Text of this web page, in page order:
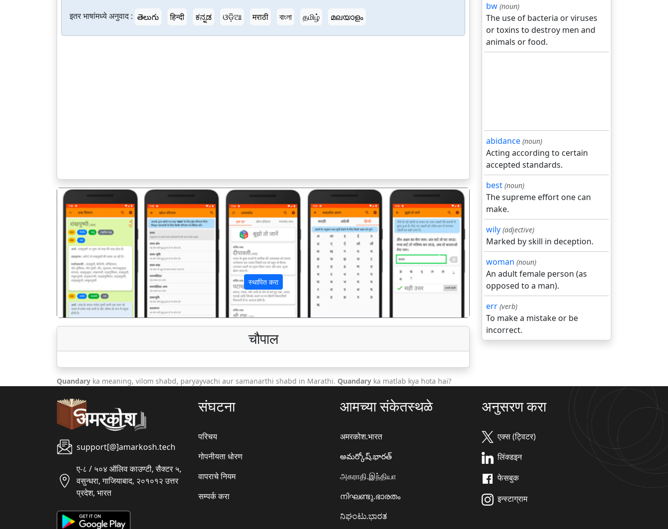
इतर भाषांमध्ये अनुवाद : తెలుగు हिन्दी ಕನ್ನಡ ଓଡ଼ିଆ मराठी বাংলা தமிழ் മലയാളം
स्थापित करा
पिछला अगला
चौपाल
bw (noun)
The use of bacteria or viruses
or toxins to destroy men and
animals or food.
abidance (noun)
Acting according to certain
accepted standards.
best (noun)
The supreme effort one can
make.
wily (adjective)
Marked by skill in deception.
woman (noun)
An adult female person (as
opposed to a man).
err (verb)
To make a mistake or be
incorrect.
Quandary ka meaning, vilom shabd, paryayvachi aur samanarthi shabd in Marathi. Quandary ka matlab kya hota hai?
support[@]amarkosh.tech
ए-८ / ५०४ ऑलिव काउण्टी, सैक्टर ५,
वसुन्धरा, गाजियाबाद, २०१०१२ उत्तर
प्रदेश, भारत
संघटना
परिचय
गोपनीयता धोरण
वापराचे नियम
सम्पर्क करा
आमच्या संकेतस्थळे
अमरकोश.भारत
అమర్కోష్.భారత్
அகராதி.இந்தியா
നിഘണ്ടു.ഭാരതം
ನಿಘಂಟು.ಭಾರತ
अनुसरण करा
एक्स (ट्विटर)
लिंक्डइन
फेसबुक
इन्स्टाग्राम